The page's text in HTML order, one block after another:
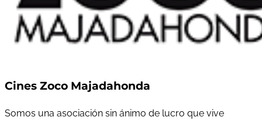
Cines Zoco Majadahonda
Somos una asociación sin ánimo de lucro que vive